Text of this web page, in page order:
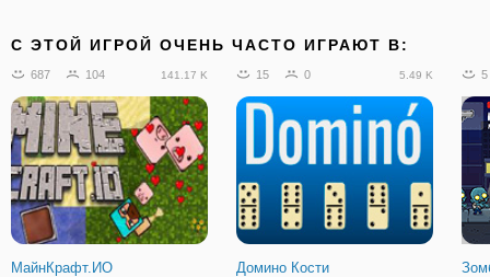
C ЭТОЙ ИГРОЙ ОЧЕНЬ ЧАСТО ИГРАЮТ В:
687 104 141.17 K
МайнКрафт.ИО
15 0 5.49 K
Домино Кости
5